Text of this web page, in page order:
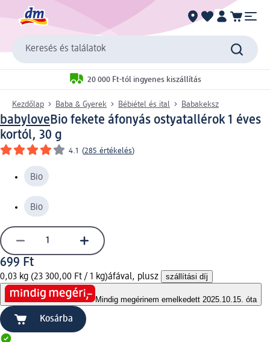
Keresés és találatok
20 000 Ft-tól ingyenes kiszállítás
Kezdőlap Baba & Gyerek Bébiétel és ital Babakeksz
babyloveBio fekete áfonyás ostyatallérok 1 éves
kortól, 30 g
4.1 (285 értékelés)
Bio
Bio
699 Ft
0,03 kg (23 300,00 Ft / 1 kg)áfával, plusz szállítási díj
Mindig megérinem emelkedett 2025.10.15. óta
Kosárba